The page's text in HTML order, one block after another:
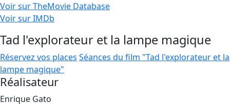
Voir sur TheMovie Database
Voir sur IMDb
Tad l'explorateur et la lampe magique
Réservez vos places Séances du film "Tad l'explorateur et la
lampe magique"
Réalisateur
Enrique Gato